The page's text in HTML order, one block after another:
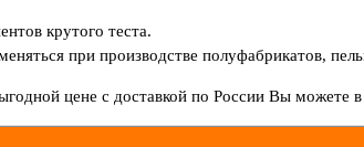
крутого теста.
при производстве полуфабрикатов,
цене с доставкой по России Вы можете